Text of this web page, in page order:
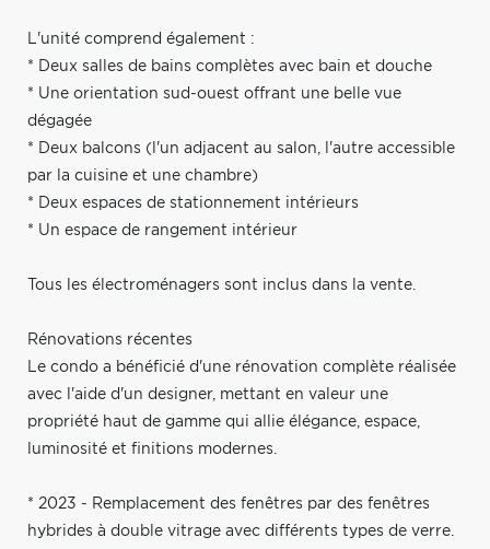
L'unité comprend également :
* Deux salles de bains complètes avec bain et douche
* Une orientation sud-ouest offrant une belle vue
dégagée
* Deux balcons (l'un adjacent au salon, l'autre accessible
par la cuisine et une chambre)
* Deux espaces de stationnement intérieurs
* Un espace de rangement intérieur
Tous les électroménagers sont inclus dans la vente.
Rénovations récentes
Le condo a bénéficié d'une rénovation complète réalisée
avec l'aide d'un designer, mettant en valeur une
propriété haut de gamme qui allie élégance, espace,
luminosité et finitions modernes.
* 2023 - Remplacement des fenêtres par des fenêtres
hybrides à double vitrage avec différents types de verre.